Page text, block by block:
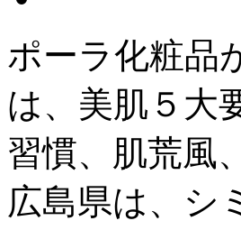
ポーラ化粧品
は、美肌５大
習慣、肌荒風
広島県は、シ